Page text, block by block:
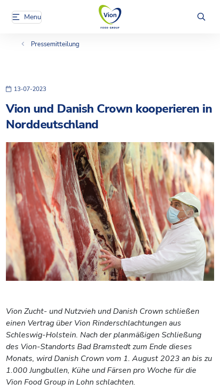
Menu
Pressemitteilung
13-07-2023
Vion und Danish Crown kooperieren in
Norddeutschland
Vion Zucht- und Nutzvieh und Danish Crown schließen
einen Vertrag über Vion Rinderschlachtungen aus
Schleswig-Holstein. Nach der planmäßigen Schließung
des Vion-Standorts Bad Bramstedt zum Ende dieses
Monats, wird Danish Crown vom 1. August 2023 an bis zu
1.000 Jungbullen, Kühe und Färsen pro Woche für die
Vion Food Group in Lohn schlachten.